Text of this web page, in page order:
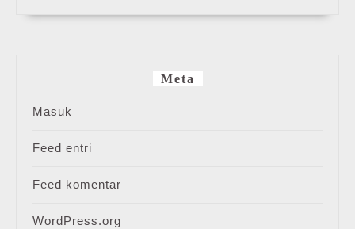
Meta
Masuk
Feed entri
Feed komentar
WordPress.org